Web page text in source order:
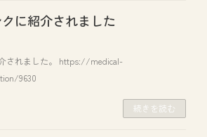
に紹介されました
されました。 https://medical-
9630
続きを読む